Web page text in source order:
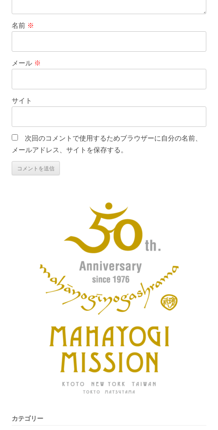
名前 ※
メール ※
サイト
次回のコメントで使用するためブラウザーに自分の名前、
メールアドレス、サイトを保存する。
カテゴリー